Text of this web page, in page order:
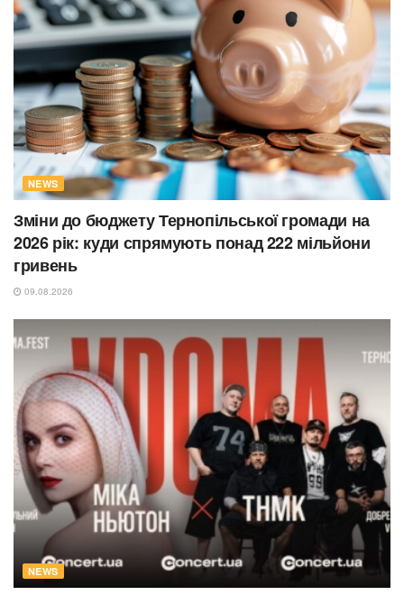
NEWS
Зміни до бюджету Тернопільської громади на
2026 рік: куди спрямують понад 222 мільйони
гривень
09.08.2026
NEWS